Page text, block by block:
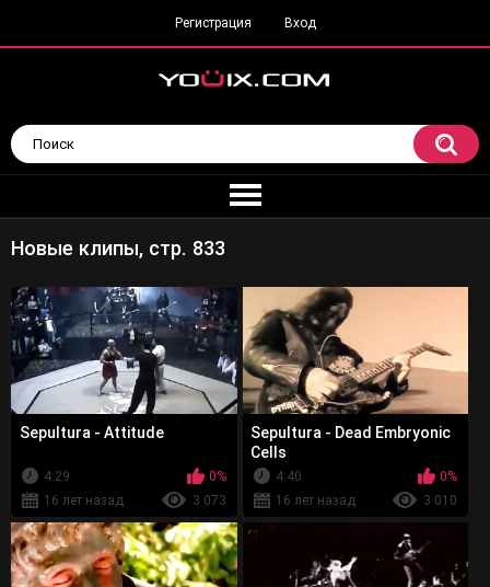
Регистрация Вход
Новые клипы, стр. 833
Sepultura - Attitude
4:29
0%
16 лет назад
3 073
Sepultura - Dead Embryonic
Cells
4:40
0%
16 лет назад
3 010